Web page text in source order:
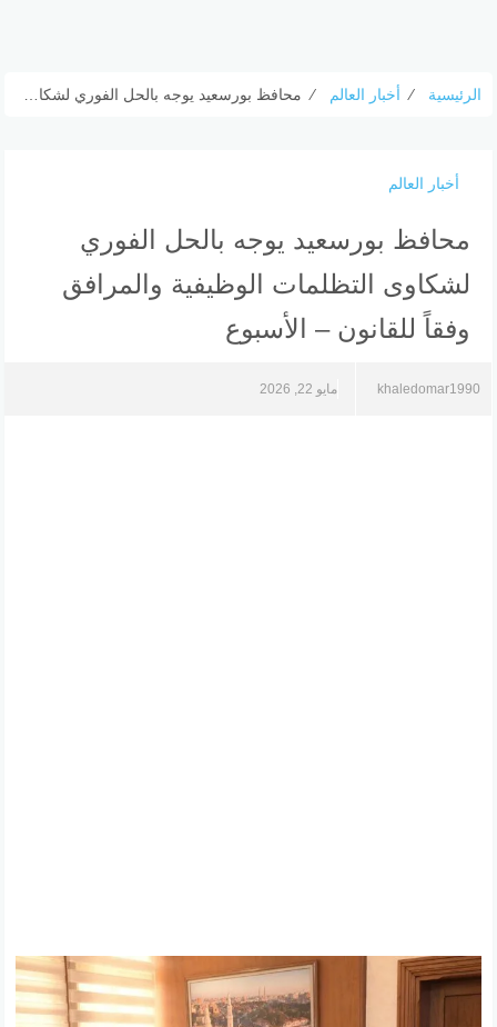
الرئيسية ⁄ أخبار العالم ⁄ محافظ بورسعيد يوجه بالحل الفوري لشكاوى التظلمات الوظيفية والمرافق وفقاً للقانون – الأسبوع
أخبار العالم
محافظ بورسعيد يوجه بالحل الفوري
لشكاوى التظلمات الوظيفية والمرافق
وفقاً للقانون – الأسبوع
khaledomar1990 مايو 22, 2026